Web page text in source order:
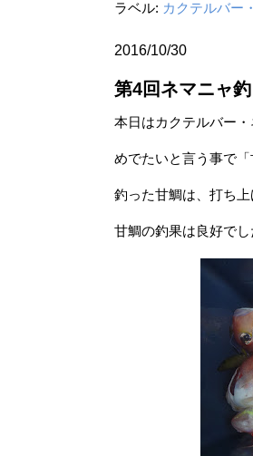
ラベル: カクテルバー
2016/10/30
第4回ネマニャ
本日はカクテルバー
めでたいと言う事で
釣った甘鯛は、打ち
甘鯛の釣果は良好でし